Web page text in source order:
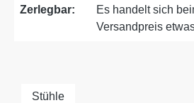
Zerlegbar:
Es handelt sich
Versandpreis
Stühle